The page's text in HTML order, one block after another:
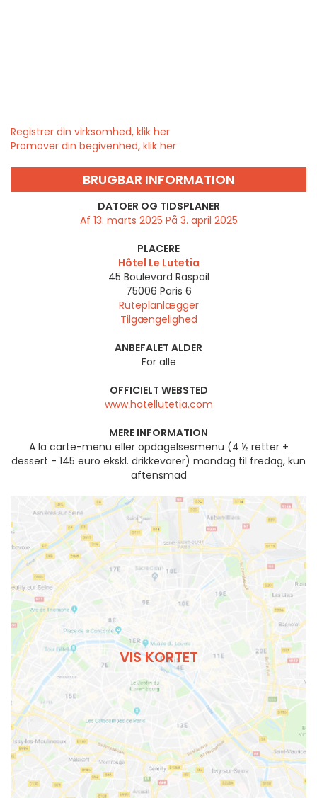
Registrer din virksomhed, klik her
Promover din begivenhed, klik her
BRUGBAR INFORMATION
DATOER OG TIDSPLANER
Af 13. marts 2025 På 3. april 2025
PLACERE
Hôtel Le Lutetia
45 Boulevard Raspail
75006 Paris 6
Ruteplanlægger
Tilgængelighed
ANBEFALET ALDER
For alle
OFFICIELT WEBSTED
www.hotellutetia.com
MERE INFORMATION
A la carte-menu eller opdagelsesmenu (4 ½ retter +
dessert - 145 euro ekskl. drikkevarer) mandag til fredag, kun
aftensmad
VIS KORTET